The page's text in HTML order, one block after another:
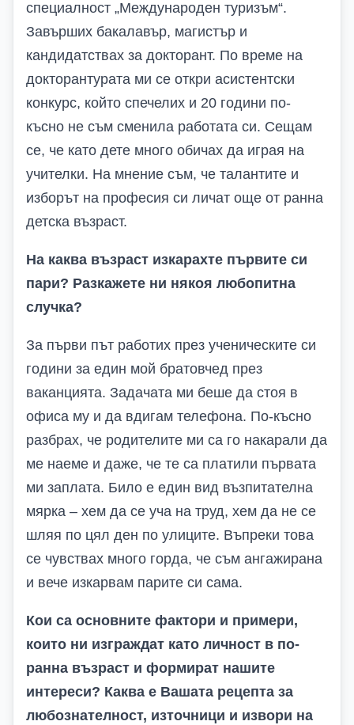
специалност „Международен туризъм“.
Завърших бакалавър, магистър и
кандидатствах за докторант. По време на
докторантурата ми се откри асистентски
конкурс, който спечелих и 20 години по-
късно не съм сменила работата си. Сещам
се, че като дете много обичах да играя на
учителки. На мнение съм, че талантите и
изборът на професия си личат още от ранна
детска възраст.
На каква възраст изкарахте първите си
пари? Разкажете ни някоя любопитна
случка?
За първи път работих през ученическите си
години за един мой братовчед през
ваканцията. Задачата ми беше да стоя в
офиса му и да вдигам телефона. По-късно
разбрах, че родителите ми са го накарали да
ме наеме и даже, че те са платили първата
ми заплата. Било е един вид възпитателна
мярка – хем да се уча на труд, хем да не се
шляя по цял ден по улиците. Въпреки това
се чувствах много горда, че съм ангажирана
и вече изкарвам парите си сама.
Кои са основните фактори и примери,
които ни изграждат като личност в по-
ранна възраст и формират нашите
интереси? Каква е Вашата рецепта за
любознателност, източници и извори на